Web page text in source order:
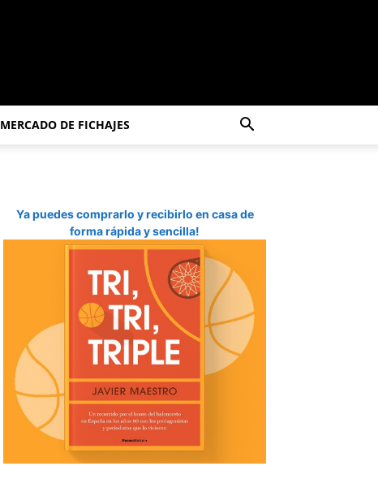
MERCADO DE FICHAJES
Ya puedes comprarlo y recibirlo en casa de
forma rápida y sencilla!